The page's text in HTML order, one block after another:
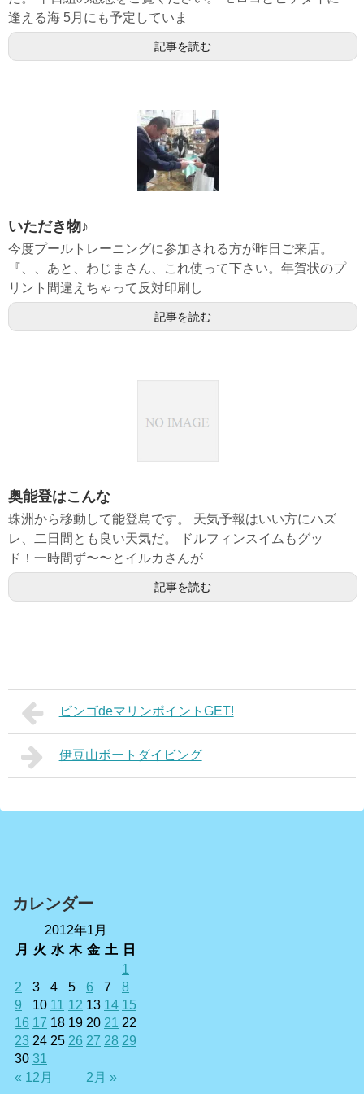
逢える海 5月にも予定していま
記事を読む
いただき物♪
今度プールトレーニングに参加される方が昨日ご来店。
『、、あと、わじまさん、これ使って下さい。年賀状のプ
リント間違えちゃって反対印刷し
記事を読む
奥能登はこんな
珠洲から移動して能登島です。 天気予報はいい方にハズ
レ、二日間とも良い天気だ。 ドルフィンスイムもグッ
ド！一時間ず〜〜とイルカさんが
記事を読む
ビンゴdeマリンポイントGET!
伊豆山ボートダイビング
カレンダー
2012年1月
月
火 水 木 金 土 日
« 12月 2月 »
1
2
3 4 5 6 7
8
9
10 11 12 13 14 15
16 17 18 19 20 21 22
23 24 25 26 27 28 29
30 31